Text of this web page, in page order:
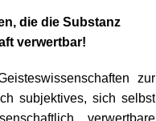
die die Substanz
verwertbar!
zur
subjektives, sich selbst
verwertbare